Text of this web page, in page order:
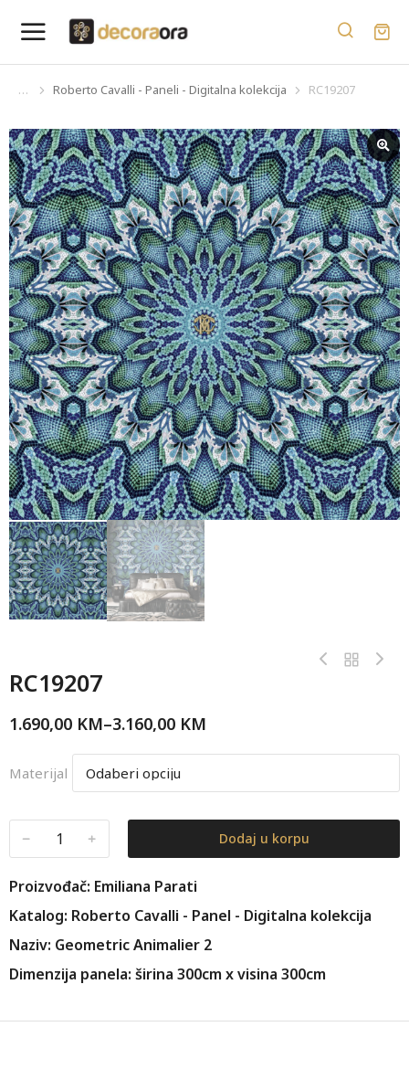
You are here:
Roberto Cavalli - Paneli - Digitalna kolekcija RC19207
RC19207
1.690,00 KM–3.160,00 KM
Materijal
﹣ ﹢ Dodaj u korpu
Proizvođač: Emiliana Parati
Katalog: Roberto Cavalli - Panel - Digitalna kolekcija
Naziv: Geometric Animalier 2
Dimenzija panela: širina 300cm x visina 300cm